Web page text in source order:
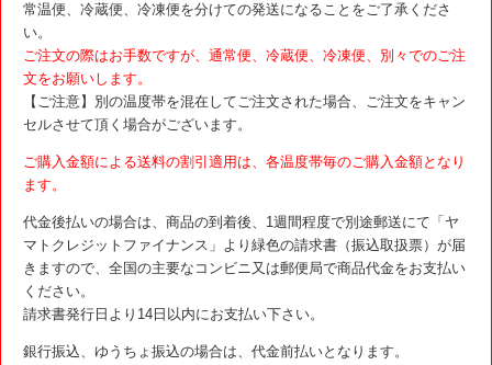
常温便、冷蔵便、冷凍便を分けての発送になることをご了承くださ
い。
ご注文の際はお手数ですが、通常便、冷蔵便、冷凍便、別々でのご注
文をお願いします。
【ご注意】別の温度帯を混在してご注文された場合、ご注文をキャン
セルさせて頂く場合がございます。
ご購入金額による送料の割引適用は、各温度帯毎のご購入金額となり
ます。
代金後払いの場合は、商品の到着後、1週間程度で別途郵送にて「ヤ
マトクレジットファイナンス」より緑色の請求書（振込取扱票）が届
きますので、全国の主要なコンビニ又は郵便局で商品代金をお支払い
ください。
請求書発行日より14日以内にお支払い下さい。
銀行振込、ゆうちょ振込の場合は、代金前払いとなります。